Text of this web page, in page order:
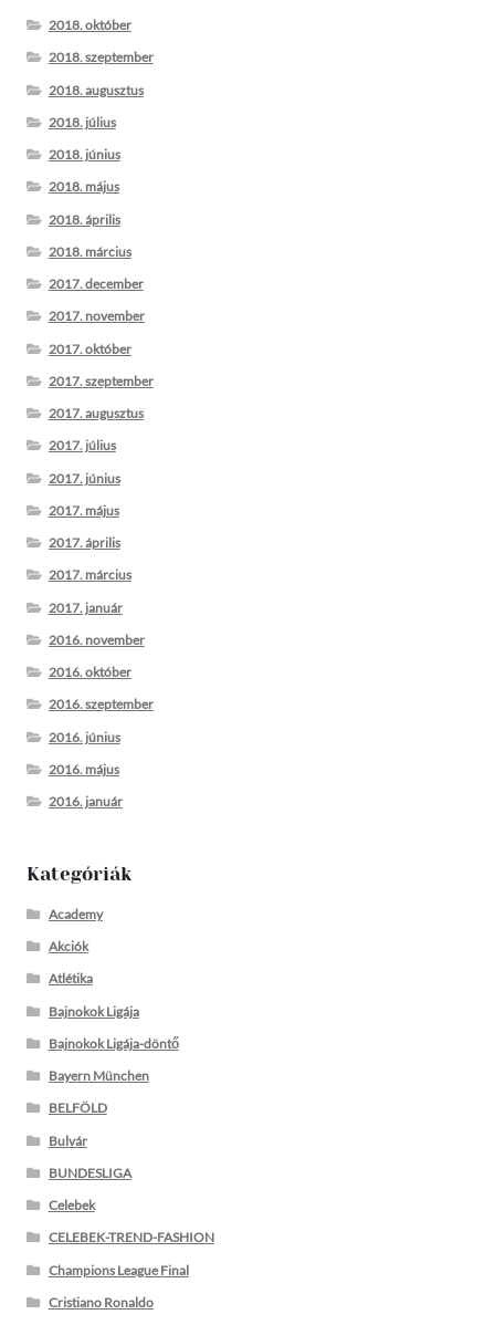
2018. október
2018. szeptember
2018. augusztus
2018. július
2018. június
2018. május
2018. április
2018. március
2017. december
2017. november
2017. október
2017. szeptember
2017. augusztus
2017. július
2017. június
2017. május
2017. április
2017. március
2017. január
2016. november
2016. október
2016. szeptember
2016. június
2016. május
2016. január
Kategóriák
Academy
Akciók
Atlétika
Bajnokok Ligája
Bajnokok Ligája-döntő
Bayern München
BELFÖLD
Bulvár
BUNDESLIGA
Celebek
CELEBEK-TREND-FASHION
Champions League Final
Cristiano Ronaldo